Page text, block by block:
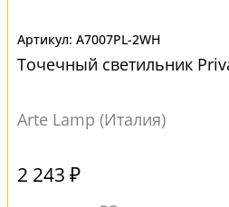
A7007PL-2WH
Точечный светильник
Arte Lamp (Италия)
2 243 ₽